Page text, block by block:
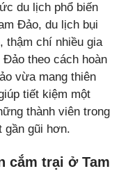
du lịch phổ biến
Đảo, du lịch bụi
thậm chí nhiều gia
theo cách hoàn
vừa mang thiên
tiết kiệm một
thành viên trong
gần gũi hơn.
cắm trại ở Tam